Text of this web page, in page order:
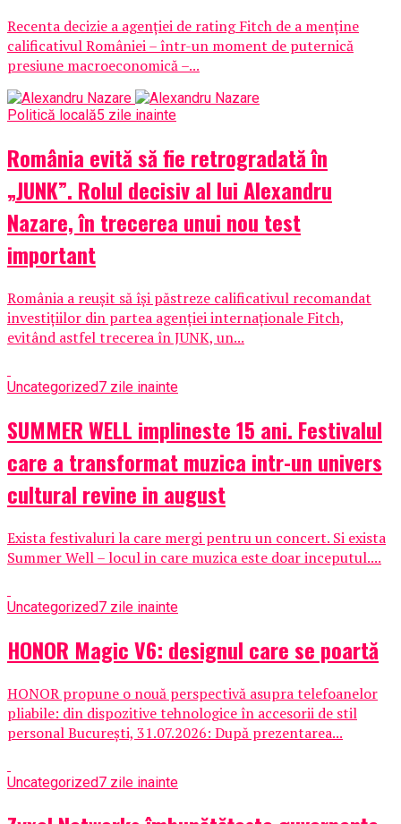
Recenta decizie a agenției de rating Fitch de a menține
calificativul României – într-un moment de puternică
presiune macroeconomică –...
Politică locală5 zile inainte
România evită să fie retrogradată în
„JUNK”. Rolul decisiv al lui Alexandru
Nazare, în trecerea unui nou test
important
România a reușit să își păstreze calificativul recomandat
investițiilor din partea agenției internaționale Fitch,
evitând astfel trecerea în JUNK, un...
Uncategorized7 zile inainte
SUMMER WELL implineste 15 ani. Festivalul
care a transformat muzica intr-un univers
cultural revine in august
Exista festivaluri la care mergi pentru un concert. Si exista
Summer Well – locul in care muzica este doar inceputul....
Uncategorized7 zile inainte
HONOR Magic V6: designul care se poartă
HONOR propune o nouă perspectivă asupra telefoanelor
pliabile: din dispozitive tehnologice în accesorii de stil
personal București, 31.07.2026: După prezentarea...
Uncategorized7 zile inainte